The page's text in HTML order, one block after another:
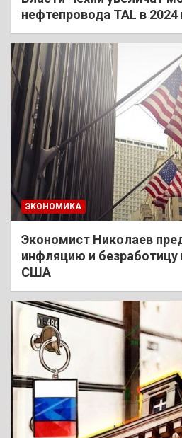
нефтепровода TAL в 2024
ЭКОНОМИКА
Экономист Николаев
инфляцию и безработицу
США